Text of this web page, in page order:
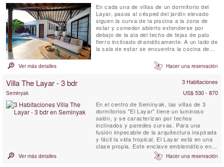
En cada una de villas de un dormitorio del
Layar, pasos al césped del jardín elevado
siguen la curva de la piscina a la zona de
estar y comedor abierto extenderse por
debajo de la ala del techo de tejas de palo
fierro inclinado dramáticamente. A un lado de
la sala de estar se encuentra la cocina de
ángulo debajo de la segunda ala del techo,
es el amplio dormitorio y su cuarto de baño
Ver más detalles Hacer una reservación
Villa The Layar - 3 bdr 3 Habitaciones
Seminyak
US$ 530 - 870
En el centro de Seminyak, las villas de 3
dormitorios "El Layar" tiene un luminoso
salón, y se caracterizan por techos
inclinados y paredes curvas. Para una
fusión impecable de la arquitectura inspirada
y fácil la vida tropical, El Layar está en una
clase propia. Este enclave emblemático en el
corazón de Seminyak 23 villas, cada uno
situado en su propio santuario jardín muy
Ver más detalles Hacer una reservación